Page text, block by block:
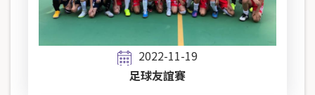
2022-11-19
足球友誼賽